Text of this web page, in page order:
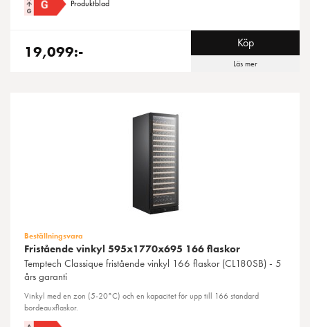
Produktblad
19,099:- Köp
Läs mer
Beställningsvara
Fristående vinkyl 595x1770x695 166 flaskor
Temptech Classique fristående vinkyl 166 flaskor (CL180SB) - 5
års garanti
Vinkyl med en zon (5-20°C) och en kapacitet för upp till 166 standard
bordeauxflaskor.